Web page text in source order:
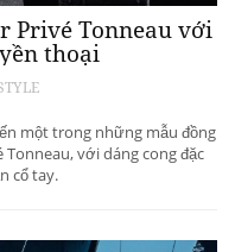
Privé Tonneau với
thoại
một trong những mẫu đồng
với dáng cong đặc
cổ tay.